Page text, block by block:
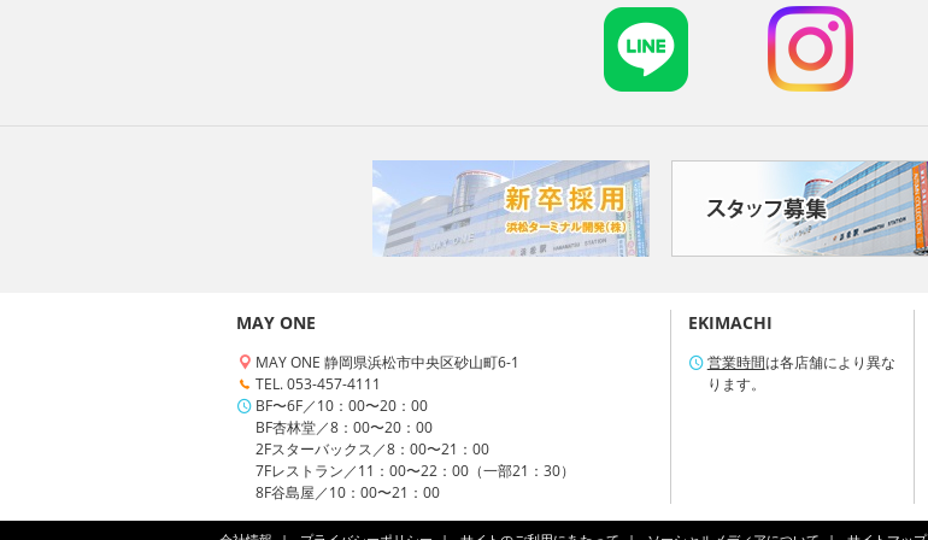
MAY ONE
MAY ONE 静岡県浜松市中央区砂山町6-1
TEL. 053-457-4111
BF〜6F／10：00〜20：00
BF杏林堂／8：00〜20：00
2Fスターバックス／8：00〜21：00
7Fレストラン／11：00〜22：00（一部21：30）
8F谷島屋／10：00〜21：00
EKIMACHI
営業時間は各店舗により異な
ります。